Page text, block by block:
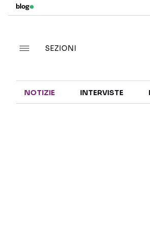
SEZIONI
NOTIZIE INTERVISTE